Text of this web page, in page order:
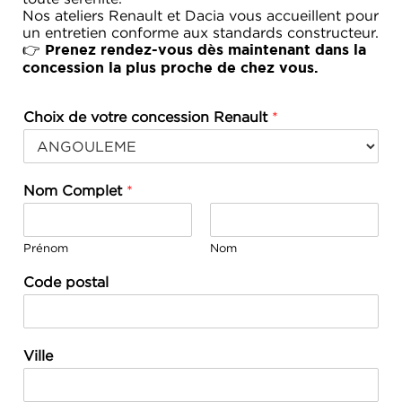
Nos ateliers Renault et Dacia vous accueillent pour
un entretien conforme aux standards constructeur.
👉 Prenez rendez-vous dès maintenant dans la
concession la plus proche de chez vous.
Choix de votre concession Renault *
Nom Complet *
Prénom Nom
Code postal
Ville